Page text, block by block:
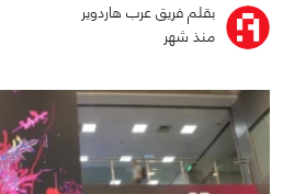
بقلم فريق عرب هاردوير
منذ شهر